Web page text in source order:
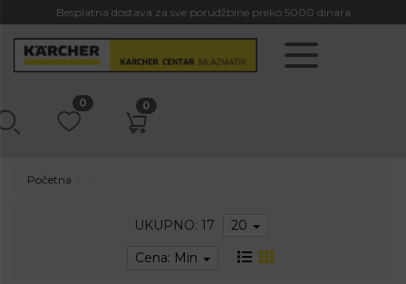
Besplatna dostava za sve porudžbine preko 5000 dinara
0 0
Početna
UKUPNO: 17
20
Cena: Min